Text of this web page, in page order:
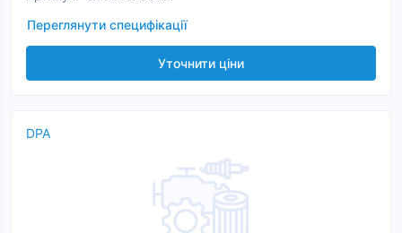
Переглянути специфікації
Уточнити ціни
DPA